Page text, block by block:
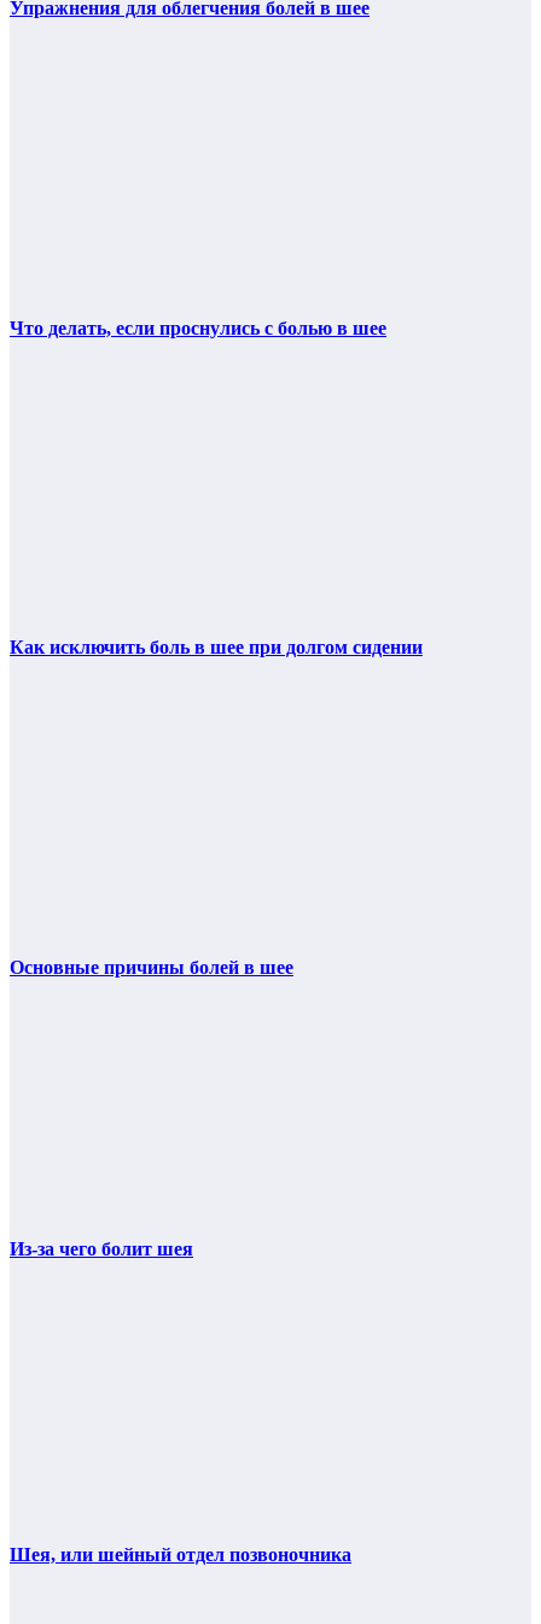
Упражнения для облегчения болей в шее
Что делать, если проснулись с болью в шее
Как исключить боль в шее при долгом сидении
Основные причины болей в шее
Из-за чего болит шея
Шея, или шейный отдел позвоночника